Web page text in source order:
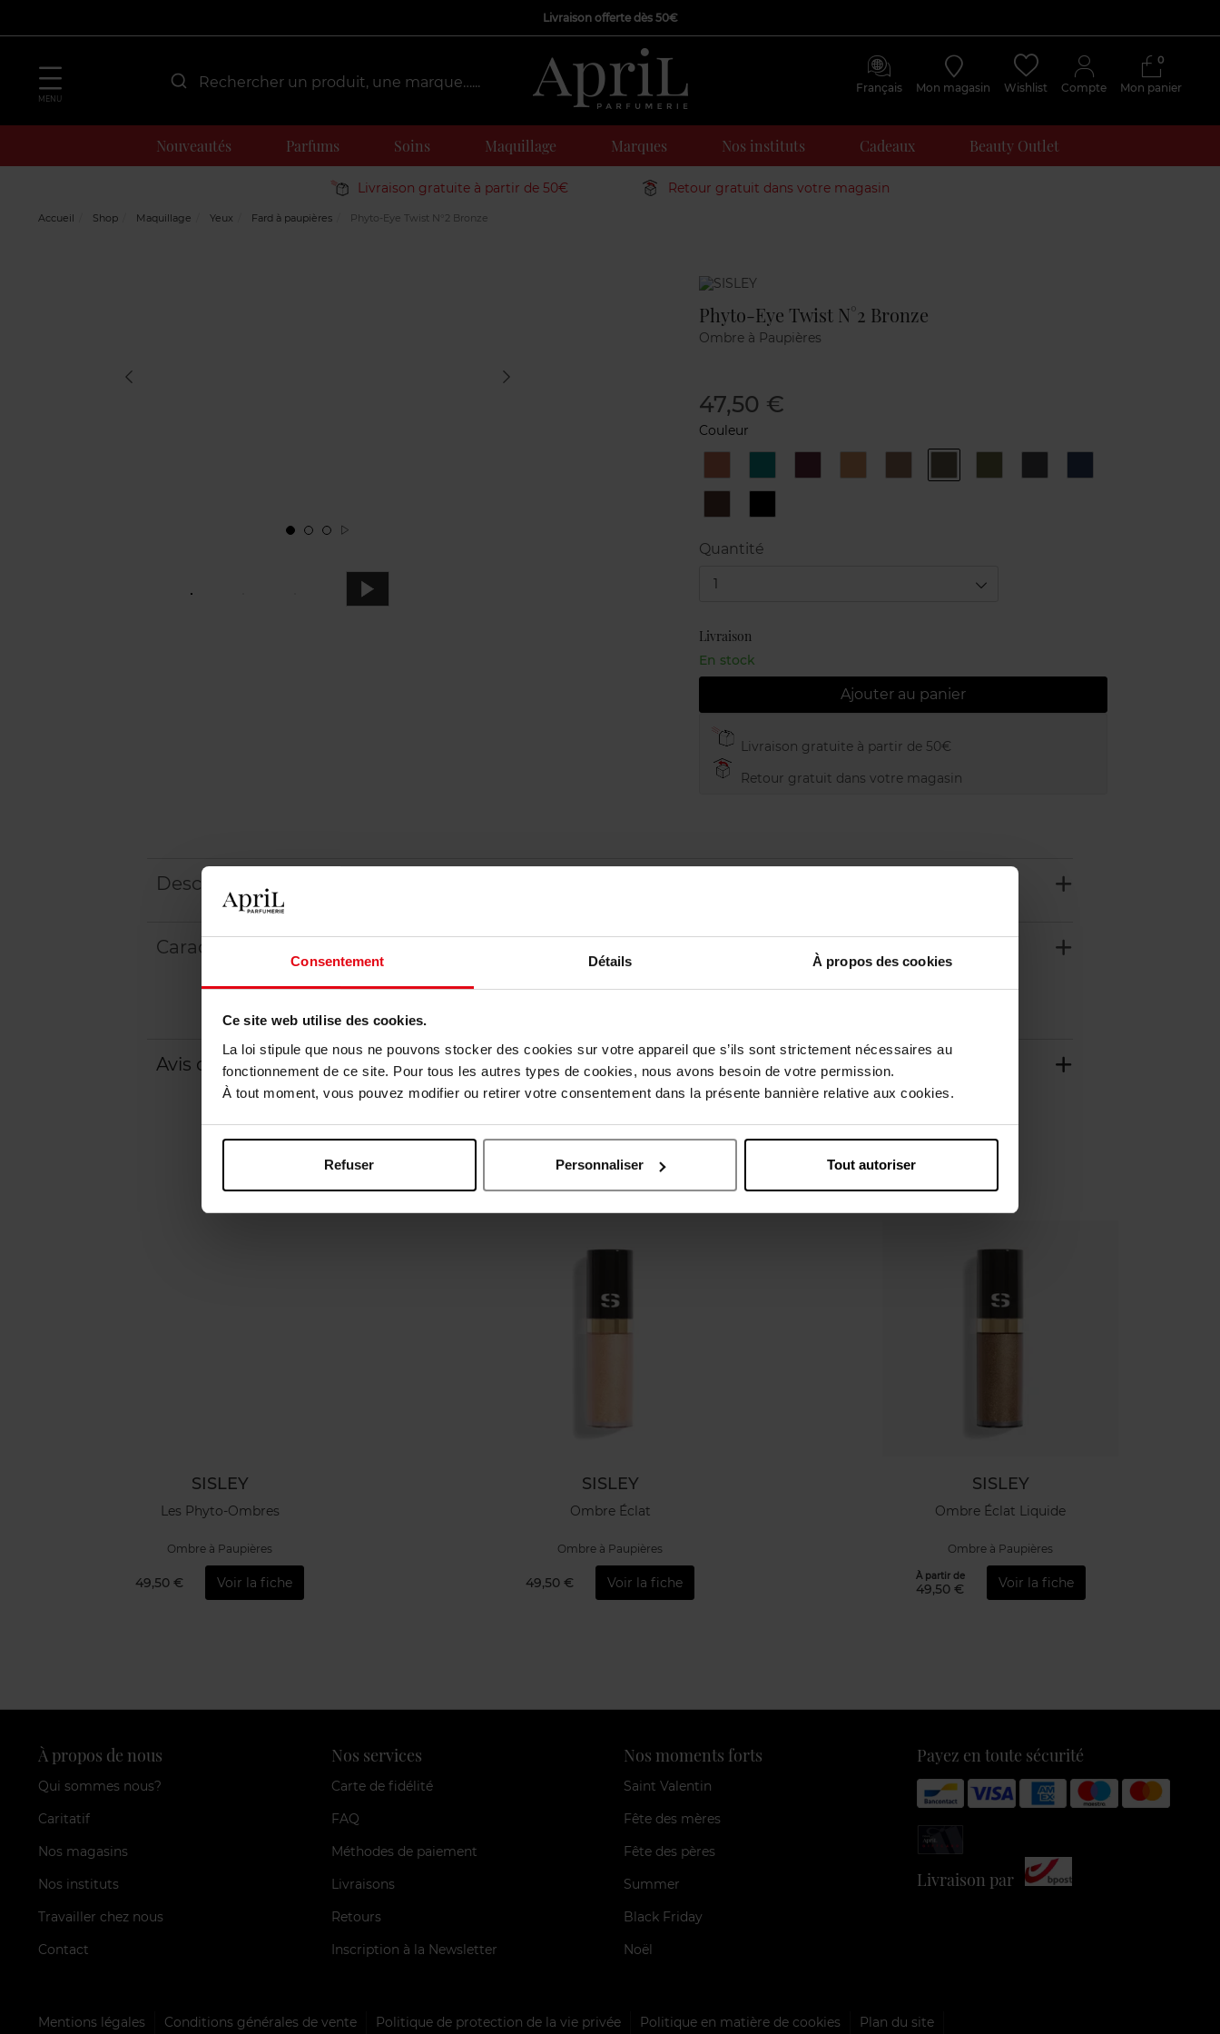
Consentement Détails À propos des cookies
Ce site web utilise des cookies.
La loi stipule que nous ne pouvons stocker des cookies sur votre appareil que s’ils sont strictement nécessaires au
fonctionnement de ce site. Pour tous les autres types de cookies, nous avons besoin de votre permission.
À tout moment, vous pouvez modifier ou retirer votre consentement dans la présente bannière relative aux cookies.
Refuser Personnaliser Tout autoriser
Livraison offerte dès 50€
MENU
Français Mon magasin Wishlist Compte Mon panier
0
Nouveautés Parfums Soins Maquillage Marques Nos instituts Cadeaux Beauty Outlet
Livraison gratuite à partir de 50€ Retour gratuit dans votre magasin
Accueil Shop Maquillage Yeux Fard à paupières Phyto-Eye Twist N°2 Bronze
Marque
Phyto-Eye Twist N°2 Bronze
Ombre à Paupières
47,50 €
Couleur
CopperEmeraldBlack Pearl TopazeBronzeKhaki Steel
Marine
HavanaBlack
Quantité
1
Livraison
En stock
Ajouter au panier
Livraison gratuite à partir de 50€
Retour gratuit dans votre magasin
Description
Caractéristiques
Avis client Politique relative aux avis des clients
Oublié quelque chose ?
SISLEY
Les Phyto-Ombres
Ombre à Paupières
49,50 € Voir la fiche
SISLEY
Ombre Éclat
Ombre à Paupières
49,50 € Voir la fiche
SISLEY
Ombre Éclat Liquide
Ombre à Paupières
À partir de
49,50 € Voir la fiche
À propos de nous
Qui sommes nous?
Caritatif
Nos magasins
Nos instituts
Travailler chez nous
Contact
Nos services
Carte de fidélité
FAQ
Méthodes de paiement
Livraisons
Retours
Inscription à la Newsletter
Nos moments forts
Saint Valentin
Fête des mères
Fête des pères
Summer
Black Friday
Noël
Payez en toute sécurité
Livraison par
Mentions légales Conditions générales de vente Politique de protection de la vie privée Politique en matière de cookies Plan du site